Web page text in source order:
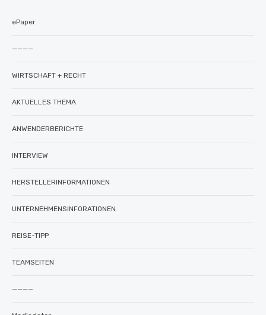
ePaper
————
WIRTSCHAFT + RECHT
AKTUELLES THEMA
ANWENDERBERICHTE
INTERVIEW
HERSTELLERINFORMATIONEN
UNTERNEHMENSINFORATIONEN
REISE-TIPP
TEAMSEITEN
————